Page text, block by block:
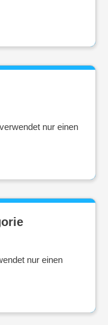
nur einen
nur einen